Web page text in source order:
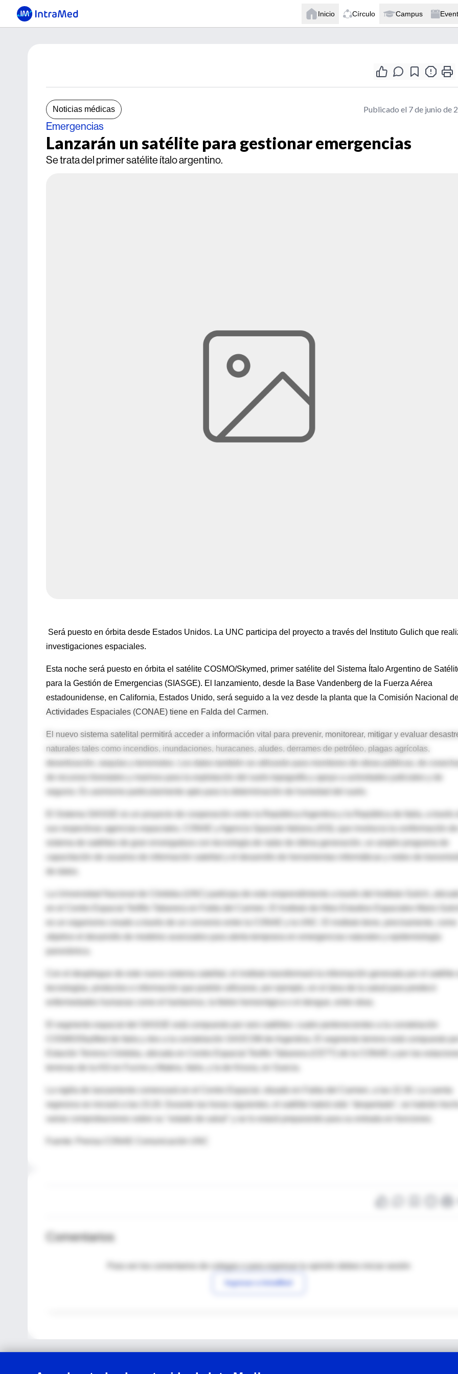
Inicio Círculo Campus
Noticias médicas Publicado el 7 de junio de
Emergencias
Lanzarán un satélite para gestionar emergencias
Se trata del primer satélite ítalo argentino.
Será puesto en órbita desde Estados Unidos. La UNC participa del proyecto a través del Instituto Gulich que
investigaciones espaciales.
Esta noche será puesto en órbita el satélite COSMO/Skymed, primer satélite del Sistema Ítalo Argentino de
para la Gestión de Emergencias (SIASGE). El lanzamiento, desde la Base Vandenberg de la Fuerza Aérea
estadounidense, en California, Estados Unido, será seguido a la vez desde la planta que la Comisión Nacional
Actividades Espaciales (CONAE) tiene en Falda del Carmen.
El nuevo sistema satelital permitirá acceder a información vital para prevenir, monitorear, mitigar y evaluar
naturales tales como incendios, inundaciones, huracanes, aludes, derrames de petróleo, plagas agrícolas,
desertización, sequías y terremotos. Los datos también se utilizarán para monitoreo de obras públicas, de
de recursos forestales y marinos para la explotación del suelo topografía y apoyo a actividades judiciales y de
seguros. Es asimismo particularmente apto para la determinación de humedad del suelo.
El Sistema SIASGE es un proyecto de cooperación entre la República Argentina y la República de Italia, a través
sus respectivas agencias espaciales, CONAE y Agencia Spaziale Italiana (ASI), que involucra la conformación de
sistema de satélites de gran envergadura con tecnología de radar de última generación, un amplio programa de
capacitación de usuarios de información satelital y el desarrollo de herramientas informáticas y redes de
es un organismo creado a través de un convenio entre la CONAE y la UNC. El instituto tiene, precisamente, como
objetivo el desarrollo de modelos avanzados para alerta temprana en emergencias naturales y epidemiología
Con el despliegue de este nuevo sistema satelital, el instituto transformará la información generada por el satélite
tecnologías, productos e información que podrán utilizarse, por ejemplo, en el área de la salud para predecir
enfermedades humanas como el hantavirus, la fiebre hemorrágica o el dengue, entre otras.
El segmento espacial del SIASGE está compuesto por seis satélites: cuatro pertenecientes a la constelación
COSMO/SkyMed de Italia y dos a la constelación SAOCOM de Argentina. El segmento terreno está compuesto por
La vigilia de lanzamiento comenzará en el Centro Espacial, situado en Falda del Carmen, a las 22.30. La cuenta
regresiva se iniciará a las 23.20. Durante las horas siguientes, el satélite habrá sido "despertado", se habrán hecho
Comentarios
Para ver los comentarios de colegas o para expresar tu opinión debes iniciar sesión
Ingresar a IntraMed